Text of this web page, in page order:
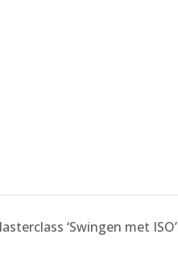
‘Swingen met ISO’